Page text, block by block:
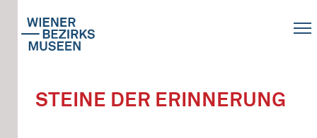
STEINE DER ERINNERUNG